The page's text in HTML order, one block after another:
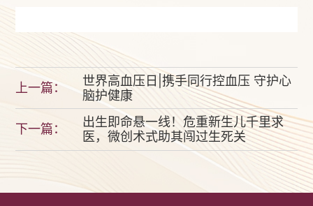
上一篇：
世界高血压日|携手同行控血压 守护心
脑护健康
下一篇：
出生即命悬一线！危重新生儿千里求
医，微创术式助其闯过生死关